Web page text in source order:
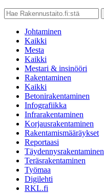
Johtaminen
Kaikki
Mesta
Kaikki
Mestari & insinööri
Rakentaminen
Kaikki
Betonirakentaminen
Infografiikka
Infrarakentaminen
Korjausrakentaminen
Rakentamismääräykset
Reportaasi
Täydennysrakentaminen
Teräsrakentaminen
Työmaa
Digilehti
RKL.fi